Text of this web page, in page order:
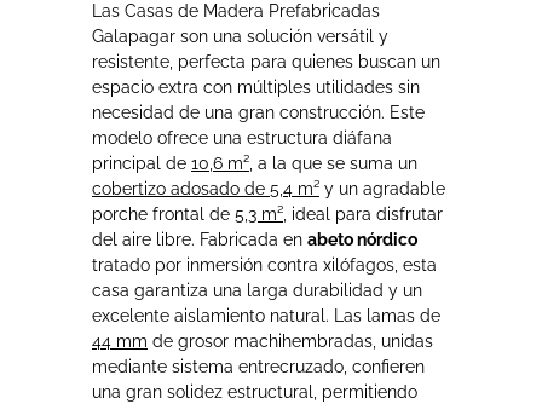
Las Casas de Madera Prefabricadas
Galapagar son una solución versátil y
resistente, perfecta para quienes buscan un
espacio extra con múltiples utilidades sin
necesidad de una gran construcción. Este
modelo ofrece una estructura diáfana
principal de 10,6 m² , a la que se suma un
cobertizo adosado de 5,4 m² y un agradable
porche frontal de 5,3 m² , ideal para disfrutar
del aire libre. Fabricada en abeto nórdico
tratado por inmersión contra xilófagos, esta
casa garantiza una larga durabilidad y un
excelente aislamiento natural. Las lamas de
44 mm de grosor machihembradas, unidas
mediante sistema entrecruzado, confieren
una gran solidez estructural, permitiendo